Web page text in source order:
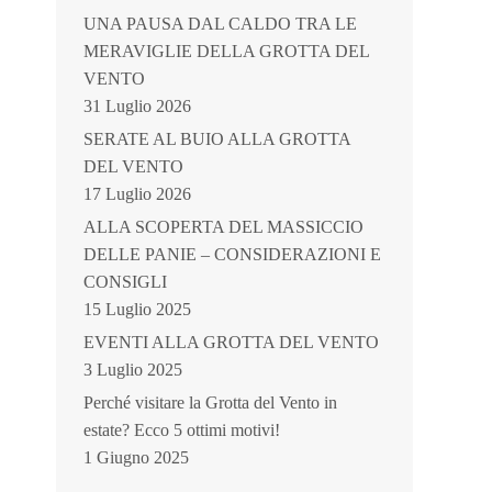
UNA PAUSA DAL CALDO TRA LE
MERAVIGLIE DELLA GROTTA DEL
VENTO
31 Luglio 2026
SERATE AL BUIO ALLA GROTTA
DEL VENTO
17 Luglio 2026
ALLA SCOPERTA DEL MASSICCIO
DELLE PANIE – CONSIDERAZIONI E
CONSIGLI
15 Luglio 2025
EVENTI ALLA GROTTA DEL VENTO
3 Luglio 2025
Perché visitare la Grotta del Vento in
estate? Ecco 5 ottimi motivi!
1 Giugno 2025